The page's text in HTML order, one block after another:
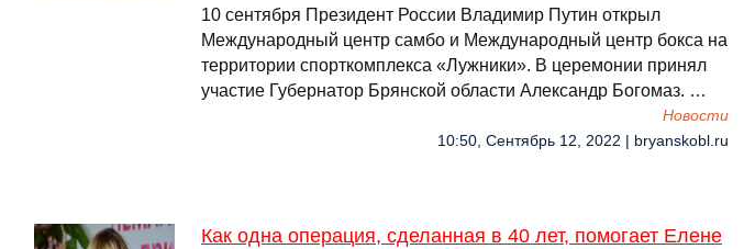
10 сентября Президент России Владимир Путин открыл
Международный центр самбо и Международный центр бокса на
территории спорткомплекса «Лужники». В церемонии принял
участие Губернатор Брянской области Александр Богомаз. …
Новости
10:50, Сентябрь 12, 2022 | bryanskobl.ru
Как одна операция, сделанная в 40 лет, помогает Елене